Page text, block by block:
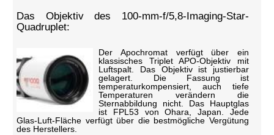
Das Objektiv des 100-mm-f/5,8-Imaging-Star-
Quadruplet:
Der Apochromat verfügt über ein
klassisches Triplet APO-Objektiv mit
Luftspalt. Das Objektiv ist justierbar
gelagert. Die Fassung ist
temperaturkompensiert, auch tiefe
Temperaturen verändern die
Sternabbildung nicht. Das Hauptglas
ist FPL53 von Ohara, Japan. Jede
Glas-Luft-Fläche verfügt über die bestmögliche Vergütung
des Herstellers.